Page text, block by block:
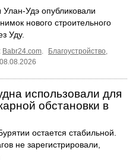
Удэ опубликовали
нового строительного
Уду.
Babr24.com. Благоустройство,
08.08.2026
использовали для
обстановки в
остается стабильной.
не зарегистрировали,